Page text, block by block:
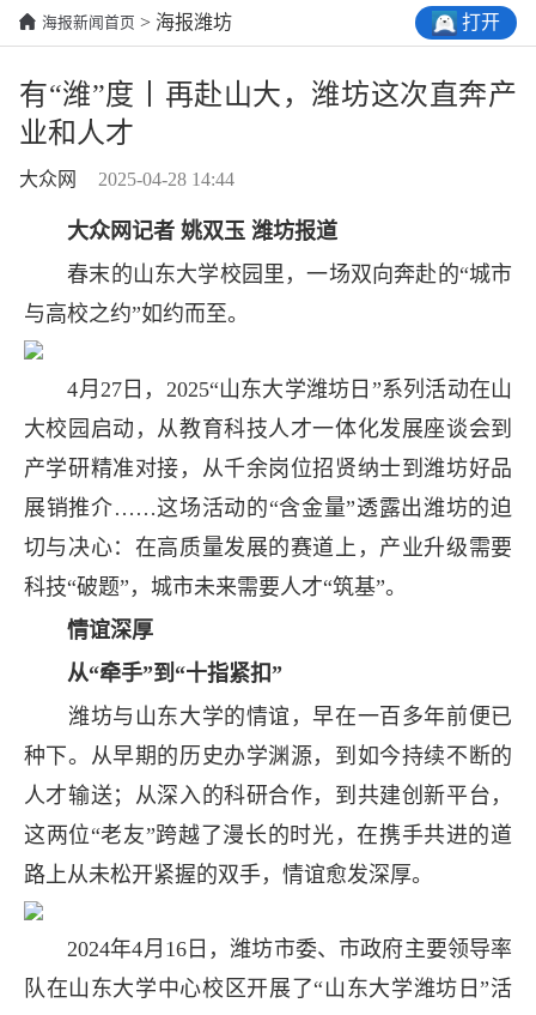
海报新闻首页 > 海报潍坊 打开
有“潍”度丨再赴山大，潍坊这次直奔产
业和人才
大众网 2025-04-28 14:44
大众网记者 姚双玉 潍坊报道
春末的山东大学校园里，一场双向奔赴的“城市
与高校之约”如约而至。
4月27日，2025“山东大学潍坊日”系列活动在山
大校园启动，从教育科技人才一体化发展座谈会到
产学研精准对接，从千余岗位招贤纳士到潍坊好品
展销推介……这场活动的“含金量”透露出潍坊的迫
切与决心：在高质量发展的赛道上，产业升级需要
科技“破题”，城市未来需要人才“筑基”。
情谊深厚
从“牵手”到“十指紧扣”
潍坊与山东大学的情谊，早在一百多年前便已
种下。从早期的历史办学渊源，到如今持续不断的
人才输送；从深入的科研合作，到共建创新平台，
这两位“老友”跨越了漫长的时光，在携手共进的道
路上从未松开紧握的双手，情谊愈发深厚。
2024年4月16日，潍坊市委、市政府主要领导率
队在山东大学中心校区开展了“山东大学潍坊日”活